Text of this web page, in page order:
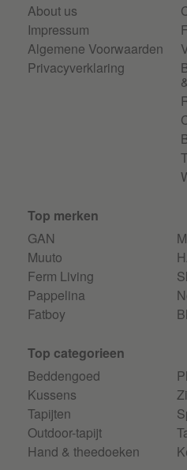
About us
Impressum
Algemene Voorwaarden
Privacyverklaring
Top merken
GAN
Muuto
Ferm Living
Pappelina
Fatboy
Top categorieen
Beddengoed
Kussens
Tapijten
Outdoor-tapijt
Hand & theedoeken